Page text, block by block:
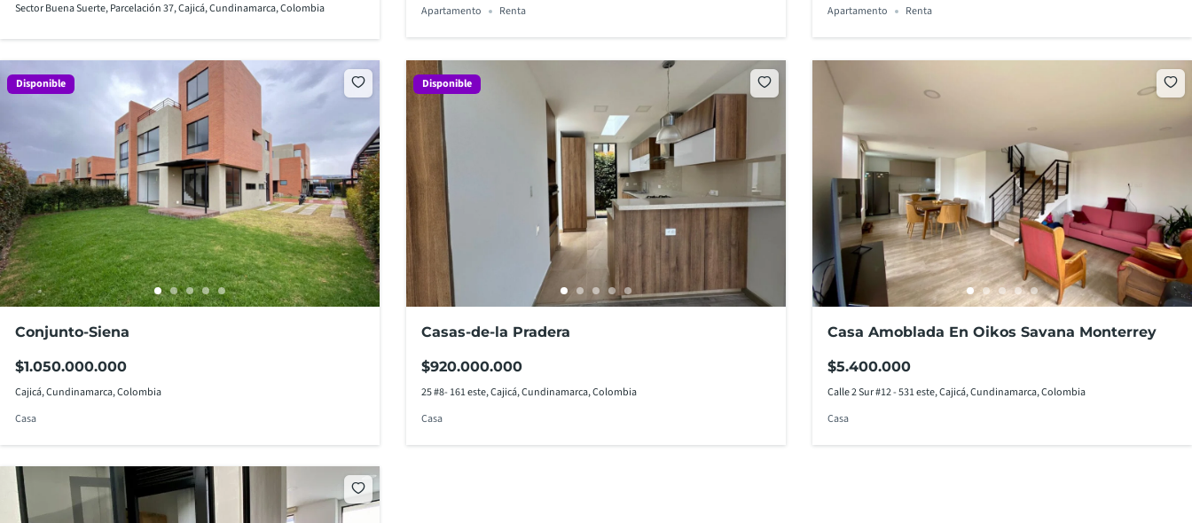
Sector Buena Suerte, Parcelación 37, Cajicá, Cundinamarca, Colombia Apartamento Renta Apartamento Renta
Disponible
Conjunto-Siena
$1.050.000.000
Cajicá, Cundinamarca, Colombia
Casa
Disponible
Casas-de-la Pradera
$920.000.000
25 #8- 161 este, Cajicá, Cundinamarca, Colombia
Casa
Casa Amoblada En Oikos Savana Monterrey
$5.400.000
Calle 2 Sur #12 - 531 este, Cajicá, Cundinamarca, Colombia
Casa